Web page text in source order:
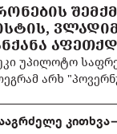
უპილოტო
არხ
კითხვა